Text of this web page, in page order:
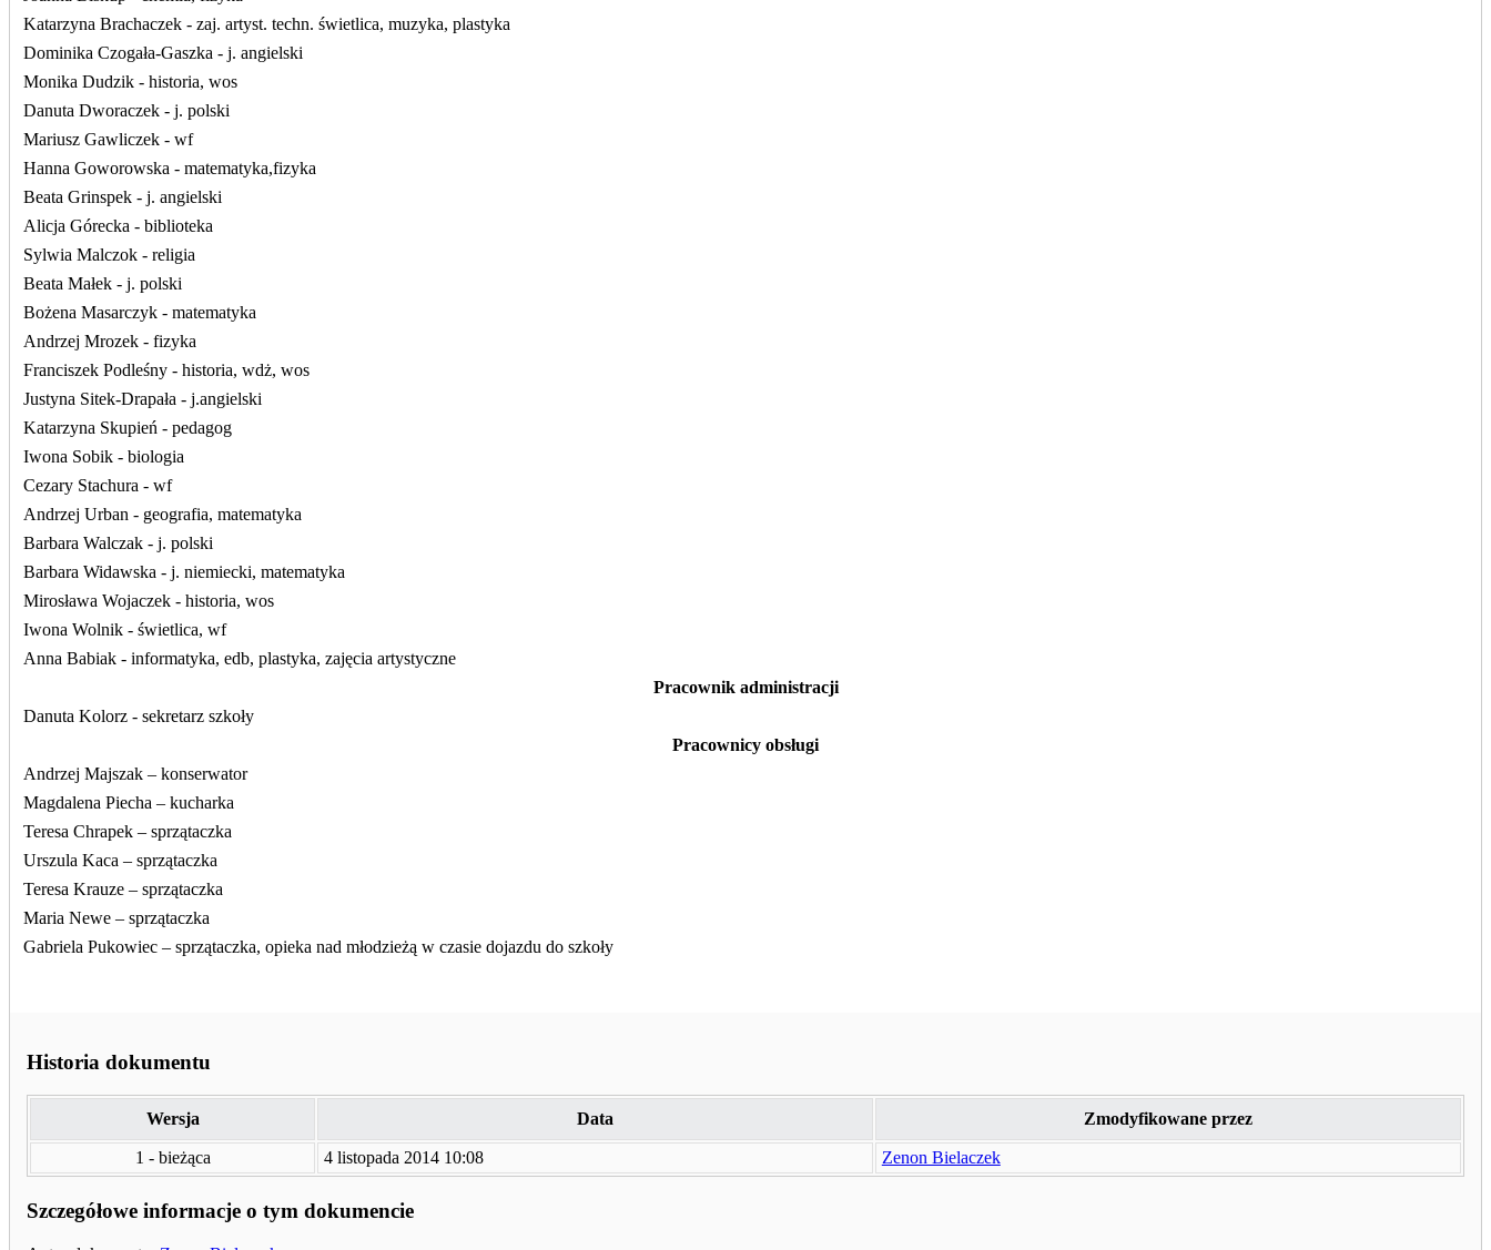
Katarzyna Brachaczek - zaj. artyst. techn. świetlica, muzyka, plastyka
Dominika Czogała-Gaszka - j. angielski
Monika Dudzik - historia, wos
Danuta Dworaczek - j. polski
Mariusz Gawliczek - wf
Hanna Goworowska - matematyka,fizyka
Beata Grinspek - j. angielski
Alicja Górecka - biblioteka
Sylwia Malczok - religia
Beata Małek - j. polski
Bożena Masarczyk - matematyka
Andrzej Mrozek - fizyka
Franciszek Podleśny - historia, wdż, wos
Justyna Sitek-Drapała - j.angielski
Katarzyna Skupień - pedagog
Iwona Sobik - biologia
Cezary Stachura - wf
Andrzej Urban - geografia, matematyka
Barbara Walczak - j. polski
Barbara Widawska - j. niemiecki, matematyka
Mirosława Wojaczek - historia, wos
Iwona Wolnik - świetlica, wf
Anna Babiak - informatyka, edb, plastyka, zajęcia artystyczne
Pracownik administracji
Danuta Kolorz - sekretarz szkoły
Pracownicy obsługi
Andrzej Majszak – konserwator
Magdalena Piecha – kucharka
Teresa Chrapek – sprzątaczka
Urszula Kaca – sprzątaczka
Teresa Krauze – sprzątaczka
Maria Newe – sprzątaczka
Gabriela Pukowiec – sprzątaczka, opieka nad młodzieżą w czasie dojazdu do szkoły
Historia dokumentu
Wersja Data Zmodyfikowane przez
1 - bieżąca 4 listopada 2014 10:08 Zenon Bielaczek
Szczegółowe informacje o tym dokumencie